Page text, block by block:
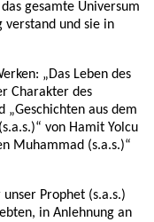
gesamte Universum
verstand und sie in
„Das Leben des
Charakter des
„Geschichten aus dem
von Hamit Yolcu
Muhammad (s.a.s.)“
Prophet (s.a.s.)
in Anlehnung an